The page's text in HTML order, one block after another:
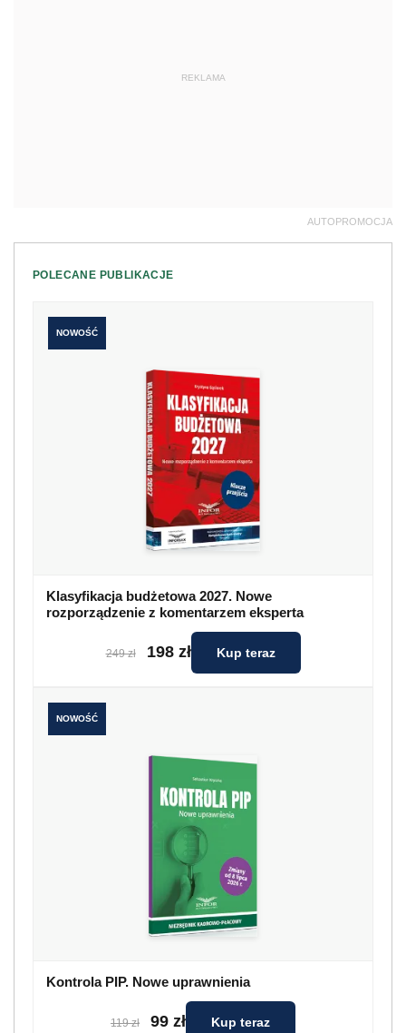
REKLAMA
AUTOPROMOCJA
POLECANE PUBLIKACJE
NOWOŚĆ
Klasyfikacja budżetowa 2027. Nowe
rozporządzenie z komentarzem eksperta
249 zł 198 zł Kup teraz
NOWOŚĆ
Kontrola PIP. Nowe uprawnienia
119 zł 99 zł Kup teraz